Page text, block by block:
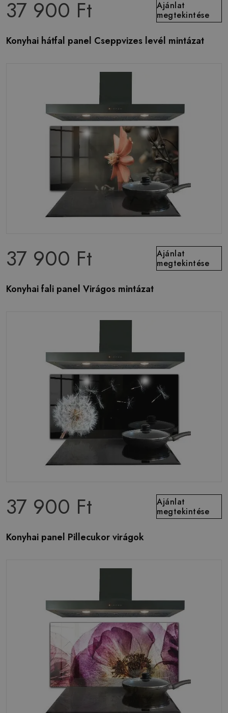
37 900 Ft
Ajánlat
megtekintése
Konyhai hátfal panel Cseppvizes levél mintázat
37 900 Ft
Ajánlat
megtekintése
Konyhai fali panel Virágos mintázat
37 900 Ft
Ajánlat
megtekintése
Konyhai panel Pillecukor virágok